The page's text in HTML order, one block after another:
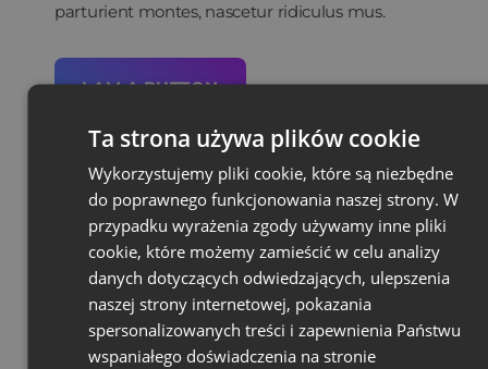
parturient montes, nascetur ridiculus mus.
I AM A BUTTON
Ta strona używa plików cookie
Wykorzystujemy pliki cookie, które są niezbędne
do poprawnego funkcjonowania naszej strony. W
przypadku wyrażenia zgody używamy inne pliki
cookie, które możemy zamieścić w celu analizy
danych dotyczących odwiedzających, ulepszenia
naszej strony internetowej, pokazania
spersonalizowanych treści i zapewnienia Państwu
wspaniałego doświadczenia na stronie